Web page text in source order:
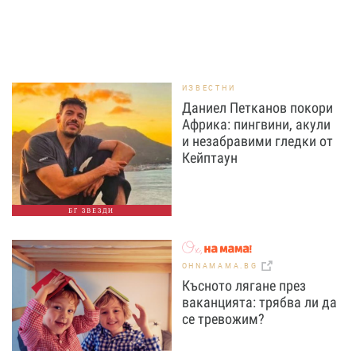
БГ ЗВЕЗДИ
ИЗВЕСТНИ
Даниел Петканов покори
Африка: пингвини, акули
и незабравими гледки от
Кейптаун
OHNAMAMA.BG
Късното лягане през
ваканцията: трябва ли да
се тревожим?